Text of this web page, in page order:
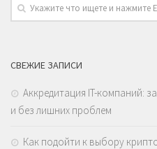
СВЕЖИЕ ЗАПИСИ
Аккредитация IT-компаний:
и без лишних проблем
Как подойти к выбору